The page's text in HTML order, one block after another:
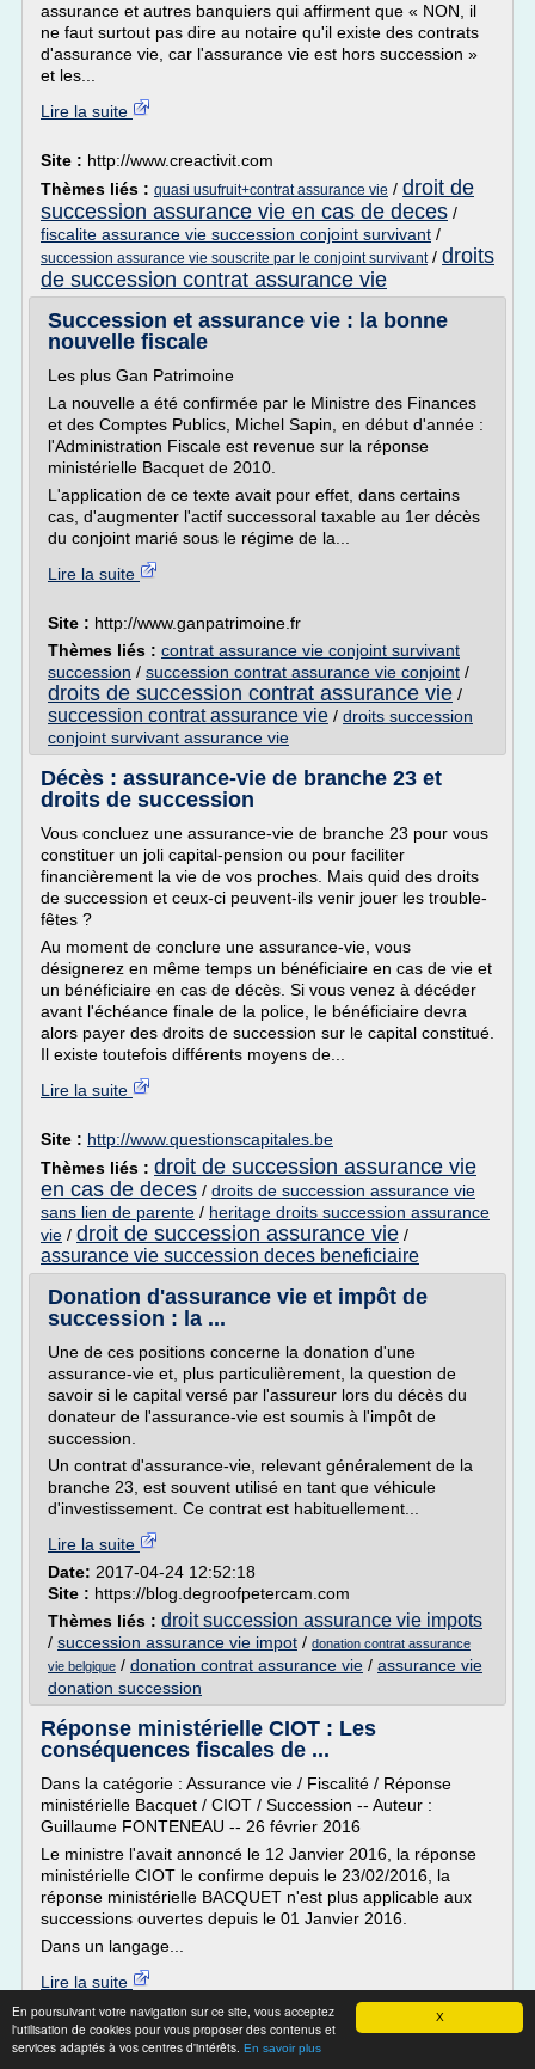
X
En poursuivant votre navigation sur ce site, vous acceptez
l'utilisation de cookies pour vous proposer des contenus et
services adaptés à vos centres d'intérêts. En savoir plus
assurance et autres banquiers qui affirment que « NON, il
ne faut surtout pas dire au notaire qu'il existe des contrats
d'assurance vie, car l'assurance vie est hors succession »
et les...
Lire la suite
Site : http://www.creactivit.com
Thèmes liés : quasi usufruit+contrat assurance vie / droit de
succession assurance vie en cas de deces /
fiscalite assurance vie succession conjoint survivant /
succession assurance vie souscrite par le conjoint survivant/ droits
de succession contrat assurance vie
Succession et assurance vie : la bonne
nouvelle fiscale
Les plus Gan Patrimoine
La nouvelle a été confirmée par le Ministre des Finances
et des Comptes Publics, Michel Sapin, en début d'année :
l'Administration Fiscale est revenue sur la réponse
ministérielle Bacquet de 2010.
L'application de ce texte avait pour effet, dans certains
cas, d'augmenter l'actif successoral taxable au 1er décès
du conjoint marié sous le régime de la...
Lire la suite
Site : http://www.ganpatrimoine.fr
Thèmes liés : contrat assurance vie conjoint survivant
succession / succession contrat assurance vie conjoint /
droits de succession contrat assurance vie /
succession contrat assurance vie / droits succession
conjoint survivant assurance vie
Décès : assurance-vie de branche 23 et
droits de succession
Vous concluez une assurance-vie de branche 23 pour vous
constituer un joli capital-pension ou pour faciliter
financièrement la vie de vos proches. Mais quid des droits
de succession et ceux-ci peuvent-ils venir jouer les trouble-
fêtes ?
Au moment de conclure une assurance-vie, vous
désignerez en même temps un bénéficiaire en cas de vie et
un bénéficiaire en cas de décès. Si vous venez à décéder
avant l'échéance finale de la police, le bénéficiaire devra
alors payer des droits de succession sur le capital constitué.
Il existe toutefois différents moyens de...
Lire la suite
Site : http://www.questionscapitales.be
Thèmes liés : droit de succession assurance vie
en cas de deces / droits de succession assurance vie
sans lien de parente / heritage droits succession assurance
vie / droit de succession assurance vie /
assurance vie succession deces beneficiaire
Donation d'assurance vie et impôt de
succession : la ...
Une de ces positions concerne la donation d'une
assurance-vie et, plus particulièrement, la question de
savoir si le capital versé par l'assureur lors du décès du
donateur de l'assurance-vie est soumis à l'impôt de
succession.
Un contrat d'assurance-vie, relevant généralement de la
branche 23, est souvent utilisé en tant que véhicule
d'investissement. Ce contrat est habituellement...
Lire la suite
Date: 2017-04-24 12:52:18
Site : https://blog.degroofpetercam.com
Thèmes liés : droit succession assurance vie impots
/ succession assurance vie impot / donation contrat assurance
vie belgique / donation contrat assurance vie / assurance vie
donation succession
Réponse ministérielle CIOT : Les
conséquences fiscales de ...
Dans la catégorie : Assurance vie / Fiscalité / Réponse
ministérielle Bacquet / CIOT / Succession -- Auteur :
Guillaume FONTENEAU -- 26 février 2016
Le ministre l'avait annoncé le 12 Janvier 2016, la réponse
ministérielle CIOT le confirme depuis le 23/02/2016, la
réponse ministérielle BACQUET n'est plus applicable aux
successions ouvertes depuis le 01 Janvier 2016.
Dans un langage...
Lire la suite
Site :http://www.leblogpatrimoine.com
Thèmes liés :fiscalite assurance vie succession conjoint